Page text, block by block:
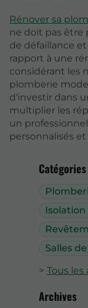
Catégories
Salles
Tous les
Archives
Rénover sa
ne doit pas être
de défaillance
rapport à une
considérant les
plomberie
d'investir dans
multiplier les
un
personnalisés